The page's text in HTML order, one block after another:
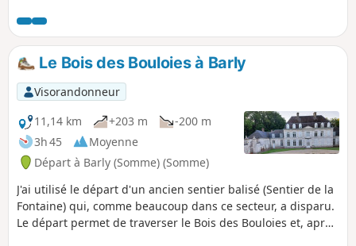
rando "le Bois des Bouloies". Au point (7), en virant à
gauche, on se retrouve sur ce parcours (vers le lieu-dit les
Tilleuls : point (3). Le total doit alors faire environ 24 km.
Le Bois des Bouloies à Barly
Visorandonneur
11,14 km
+203 m
-200 m
3h 45
Moyenne
Départ à Barly (Somme) (Somme)
J'ai utilisé le départ d'un ancien sentier balisé (Sentier de la
Fontaine) qui, comme beaucoup dans ce secteur, a disparu.
Le départ permet de traverser le Bois des Bouloies et, après